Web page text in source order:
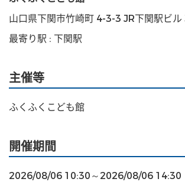
山口県下関市竹崎町 4-3-3 JR下関駅ビル
最寄り駅 : 下関駅
主催等
ふくふくこども館
開催期間
2026/08/06 10:30～2026/08/06 14:30